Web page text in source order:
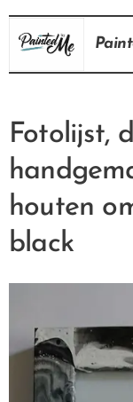
Fotolijst,
houten
black